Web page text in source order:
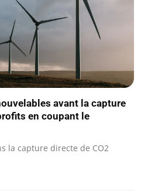
avant la capture
en coupant le
la capture directe de CO2